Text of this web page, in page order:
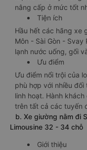
nâng cấp ở mức tốt
Tiện ích
Hầu hết các hãng xe
Môn - Sài Gòn -
lạnh nước uống, gối
Ưu điểm
Ưu điểm nổi trội của
phù hợp với nhiều
linh hoạt. Hành
trên tất cả các tuyến
b. Xe giường nằm đi
Limousine 32 - 34 chỗ
Giới thiệu